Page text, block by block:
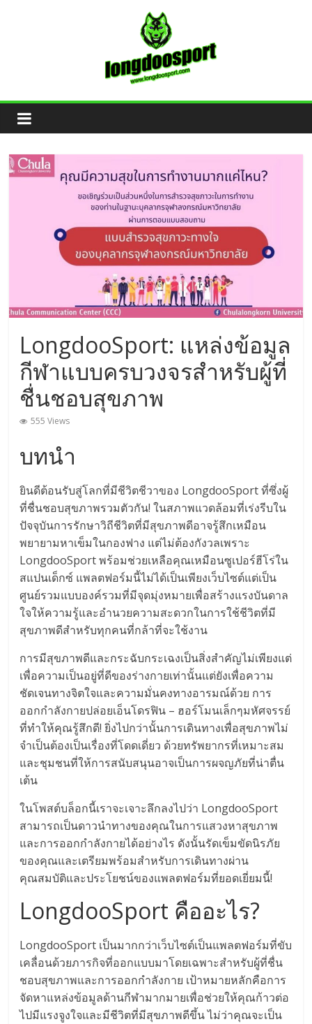
Longdoosport
เว็บ
แทง
บอล
จ่าย
ดี
ที่สุด
บอล
เดิม
พัน
เนื่อง
ทั้ง
วัน
LongdooSport: แหล่งข้อมูล
กีฬาแบบครบวงจรสำหรับผู้ที่
ชื่นชอบสุขภาพ
555 Views
บทนำ
ยินดีต้อนรับสู่โลกที่มีชีวิตชีวาของ LongdooSport ที่ซึ่งผู้
ที่ชื่นชอบสุขภาพรวมตัวกัน! ในสภาพแวดล้อมที่เร่งรีบใน
ปัจจุบันการรักษาวิถีชีวิตที่มีสุขภาพดีอาจรู้สึกเหมือน
พยายามหาเข็มในกองฟาง แต่ไม่ต้องกังวลเพราะ
LongdooSport พร้อมช่วยเหลือคุณเหมือนซูเปอร์ฮีโร่ใน
สแปนเด็กซ์ แพลตฟอร์มนี้ไม่ได้เป็นเพียงเว็บไซต์แต่เป็น
ศูนย์รวมแบบองค์รวมที่มีจุดมุ่งหมายเพื่อสร้างแรงบันดาล
ใจให้ความรู้และอำนวยความสะดวกในการใช้ชีวิตที่มี
สุขภาพดีสำหรับทุกคนที่กล้าที่จะใช้งาน
การมีสุขภาพดีและกระฉับกระเฉงเป็นสิ่งสำคัญไม่เพียงแต่
เพื่อความเป็นอยู่ที่ดีของร่างกายเท่านั้นแต่ยังเพื่อความ
ชัดเจนทางจิตใจและความมั่นคงทางอารมณ์ด้วย การ
ออกกำลังกายปล่อยเอ็นโดรฟิน – ฮอร์โมนเล็กๆมหัศจรรย์
ที่ทำให้คุณรู้สึกดี! ยิ่งไปกว่านั้นการเดินทางเพื่อสุขภาพไม่
จำเป็นต้องเป็นเรื่องที่โดดเดี่ยว ด้วยทรัพยากรที่เหมาะสม
และชุมชนที่ให้การสนับสนุนอาจเป็นการผจญภัยที่น่าตื่น
เต้น
ในโพสต์บล็อกนี้เราจะเจาะลึกลงไปว่า LongdooSport
สามารถเป็นดาวนำทางของคุณในการแสวงหาสุขภาพ
และการออกกำลังกายได้อย่างไร ดังนั้นรัดเข็มขัดนิรภัย
ของคุณและเตรียมพร้อมสำหรับการเดินทางผ่าน
คุณสมบัติและประโยชน์ของแพลตฟอร์มที่ยอดเยี่ยมนี้!
LongdooSport คืออะไร?
LongdooSport เป็นมากกว่าเว็บไซต์เป็นแพลตฟอร์มที่ขับ
เคลื่อนด้วยภารกิจที่ออกแบบมาโดยเฉพาะสำหรับผู้ที่ชื่น
ชอบสุขภาพและการออกกำลังกาย เป้าหมายหลักคือการ
จัดหาแหล่งข้อมูลด้านกีฬามากมายเพื่อช่วยให้คุณก้าวต่อ
ไปมีแรงจูงใจและมีชีวิตที่มีสุขภาพดีขึ้น ไม่ว่าคุณจะเป็น